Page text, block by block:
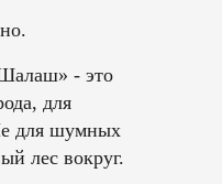
- это
для
для шумных
лес вокруг.